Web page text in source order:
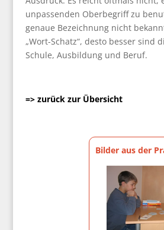
unpassenden Oberbegriff zu
genaue Bezeichnung nicht
„Wort-Schatz“, desto besser sind
Schule, Ausbildung und Beruf.
=> zurück zur Übersicht
Bilder aus der